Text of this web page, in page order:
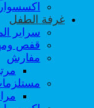
غرفة الطفل
سراير
قفص
مفارش